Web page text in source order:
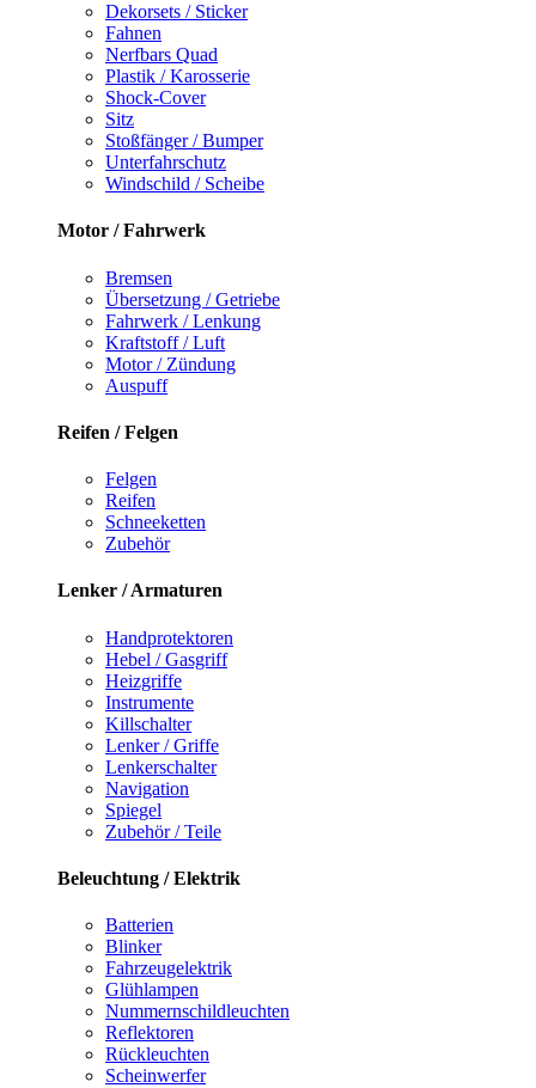
Dekorsets / Sticker
Fahnen
Nerfbars Quad
Plastik / Karosserie
Shock-Cover
Sitz
Stoßfänger / Bumper
Unterfahrschutz
Windschild / Scheibe
Motor / Fahrwerk
Bremsen
Übersetzung / Getriebe
Fahrwerk / Lenkung
Kraftstoff / Luft
Motor / Zündung
Auspuff
Reifen / Felgen
Felgen
Reifen
Schneeketten
Zubehör
Lenker / Armaturen
Handprotektoren
Hebel / Gasgriff
Heizgriffe
Instrumente
Killschalter
Lenker / Griffe
Lenkerschalter
Navigation
Spiegel
Zubehör / Teile
Beleuchtung / Elektrik
Batterien
Blinker
Fahrzeugelektrik
Glühlampen
Nummernschildleuchten
Reflektoren
Rückleuchten
Scheinwerfer